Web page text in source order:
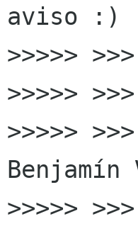
aviso :)
>>>>> >>>
>>>>> >>>
>>>>>
Benjamín
>>>>>